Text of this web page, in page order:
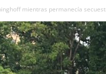
mientras permanecía